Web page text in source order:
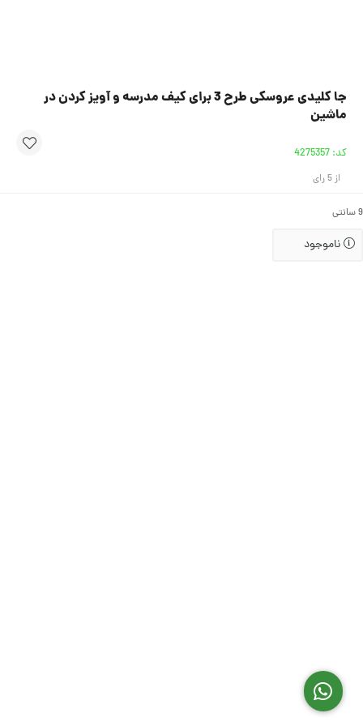
جا کلیدی عروسکی طرح 3 برای کیف مدرسه و آویز کردن در
ماشین
کد:4275357
رای
ناموجود